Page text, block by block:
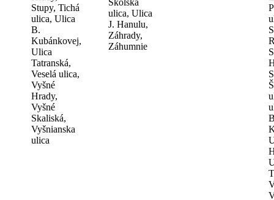
Stupy, Tichá
ulica, Ulica
B.
Kubánkovej,
Ulica
Tatranská,
Veselá ulica,
Vyšné
Hrady,
Vyšné
Skaliská,
Vyšnianska
ulica
Školská
ulica, Ulica
J. Hanulu,
Záhrady,
Záhumnie